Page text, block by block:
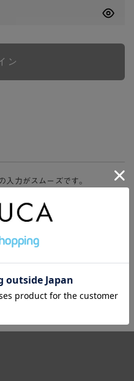
ン
入力がスムーズです。
。